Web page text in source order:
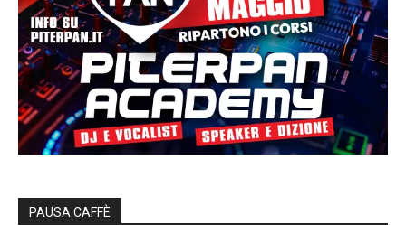
PAUSA CAFFÈ